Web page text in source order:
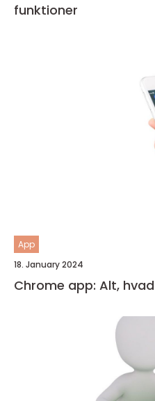
funktioner
App
18. January 2024
Chrome app: Alt,